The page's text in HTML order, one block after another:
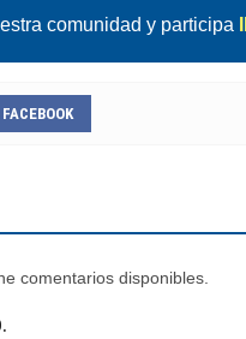
comunidad y participa
FACEBOOK
comentarios disponibles.